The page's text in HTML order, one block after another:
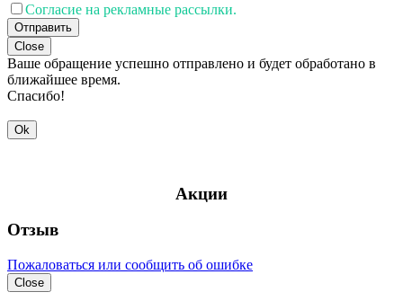
Согласие на рекламные рассылки.
Отправить
Close
Ваше обращение успешно отправлено и будет обработано в
ближайшее время.
Спасибо!
Ok
Акции
Отзыв
Пожаловаться или сообщить об ошибке
Close